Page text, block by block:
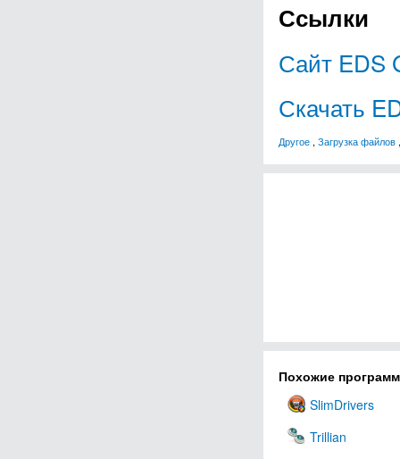
Ссылки
Сайт EDS
Скачать
Другое , Загрузка файлов
Похожие
SlimDrivers
Trillian